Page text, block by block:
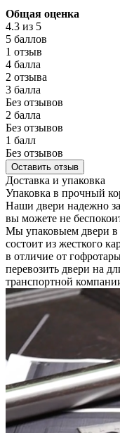
Общая оценка
4.3 из 5
5 баллов
1 отзыв
4 балла
2 отзыва
3 балла
Без отзывов
2 балла
Без отзывов
1 балл
Без отзывов
Оставить отзыв
Доставка и упаковка
Упаковка в прочный
Наши двери надежно
вы можете не
Мы упаковыем двери в
состоит из жесткого
в отличие от
перевозить двери на
транспортной